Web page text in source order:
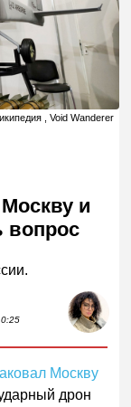
, Void Wanderer
и
вопрос
Москву
дрон